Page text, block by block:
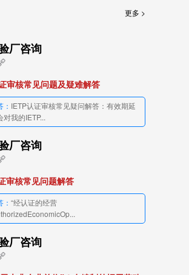
更多 >
厂咨询
审核常见问题及疑难解答
IETP认证审核常见疑问解答：有效期延
对我的IETP...
厂咨询
审核常见问题解答
“经认证的经营
厂咨询